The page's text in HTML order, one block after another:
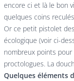
encore ci et là le bon
quelques coins
Or ce petit pistolet
écologique (voir ci-
nombreux points
proctologues. La
Quelques éléments